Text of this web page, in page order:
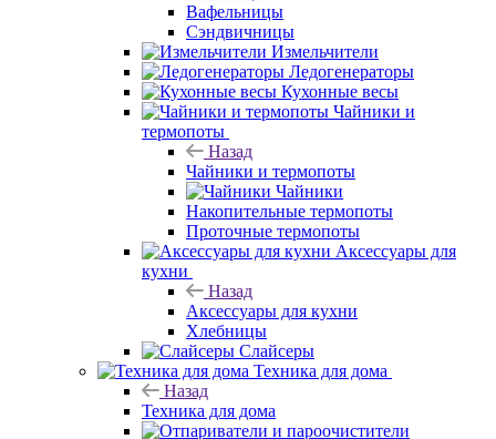
Вафельницы
Сэндвичницы
Измельчители
Ледогенераторы
Кухонные весы
Чайники и
термопоты
Назад
Чайники и термопоты
Чайники
Накопительные термопоты
Проточные термопоты
Аксессуары для
кухни
Назад
Аксессуары для кухни
Хлебницы
Слайсеры
Техника для дома
Назад
Техника для дома